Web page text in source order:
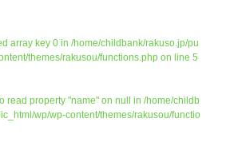
array key 0 in /home/childbank/rakuso.jp/pu
themes/rakusou/functions.phpon line 5
read property "name" on null in /home/childb
wp/wp-content/themes/rakusou/functio